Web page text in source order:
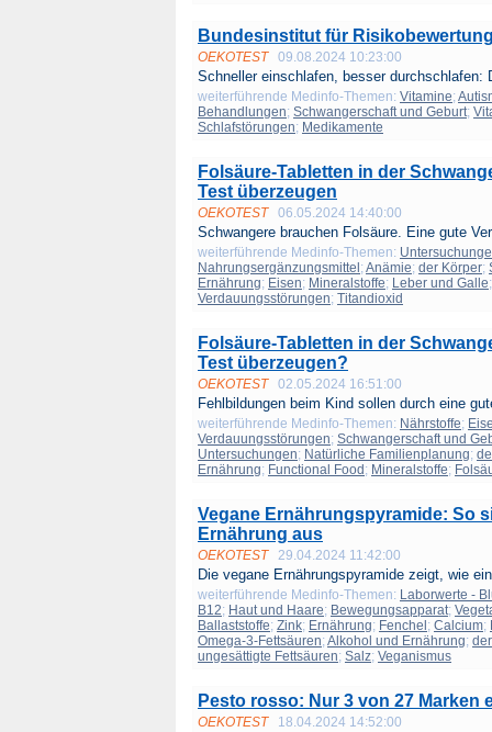
Bundesinstitut für
OEKOTEST 09.08.2024 10:23:00
Schneller einschlafen, besser durchschlafen:
weiterführende Medinfo-Themen: Vitamine;
Behandlungen; Schwangerschaft und Geburt;
Schlafstörungen; Medikamente
Folsäure-Tabletten in der
Test überzeugen
OEKOTEST 06.05.2024 14:40:00
Schwangere brauchen Folsäure. Eine gute
weiterführende Medinfo-Themen:
Nahrungsergänzungsmittel ; Anämie; der Körper;
Ernährung; Eisen; Mineralstoffe; Leber und Galle
Verdauungsstörungen; Titandioxid
Folsäure-Tabletten in der
Test überzeugen?
OEKOTEST 02.05.2024 16:51:00
Fehlbildungen beim Kind sollen durch eine
weiterführende Medinfo-Themen: Nährstoffe;
Verdauungsstörungen; Schwangerschaft und
Untersuchungen; Natürliche Familienplanung;
Ernährung; Functional Food ; Mineralstoffe;
Vegane Ernährungspyramide: So
Ernährung aus
OEKOTEST 29.04.2024 11:42:00
Die vegane Ernährungspyramide zeigt, wie
weiterführende Medinfo-Themen: Laborwerte -
B12; Haut und Haare; Bewegungsapparat;
Ballaststoffe; Zink; Ernährung; Fenchel ; Calcium;
Omega-3-Fettsäuren; Alkohol und Ernährung;
ungesättigte Fettsäuren; Salz; Veganismus
Pesto rosso: Nur 3 von 27 Marken
OEKOTEST 18.04.2024 14:52:00